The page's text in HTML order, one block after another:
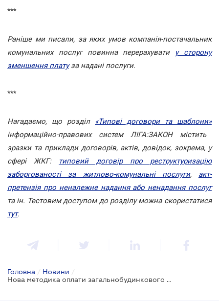
***
Раніше ми писали, за яких умов компанія-постачальник
комунальних послуг повинна перерахувати у сторону
зменшення платуза надані послуги.
***
Нагадаємо, що розділ
«Типові договори та шаблони»
інформаційно-правових систем ЛІГА:ЗАКОН містить
зразки та приклади договорів, актів, довідок, зокрема, у
сфері ЖКГ: типовий договір про реструктуризацію
заборгованості за житлово-комунальні послуги, акт-
претензія про неналежне надання або ненадання послуг
та ін. Тестовим доступом до розділу можна скористатися
тут.
Головна / Новини /
Нова методика оплати загальнобудинкового споживання комунальних послуг поки не застосовуватиметься (ДОПОВНЕНО)